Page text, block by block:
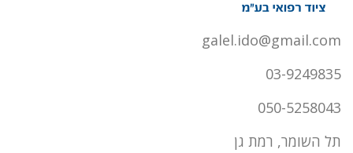
galel.ido@gmail.com
03-9249835
050-5258043
תל השומר, רמת גן